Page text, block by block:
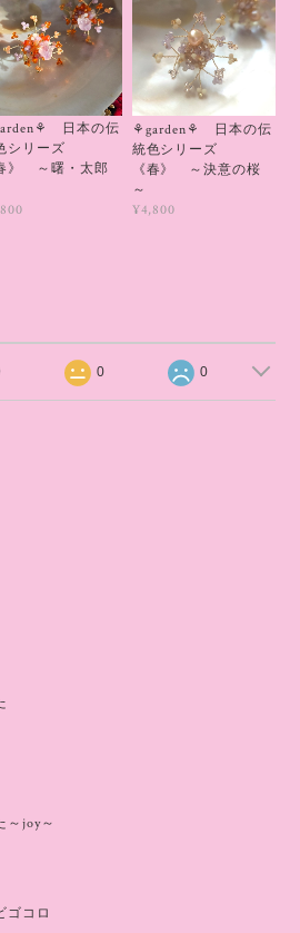
日本の伝
シリーズ
》 ～曙・太郎
⚘garden⚘ 日本の伝
統色シリーズ
《春》 ～決意の桜
～
¥4,800
0 0
～joy～
ゴコロ